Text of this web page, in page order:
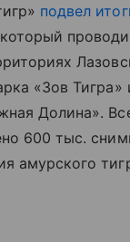
подвел
«Зов Тигра»
Долина».
600 тыс.
амурского